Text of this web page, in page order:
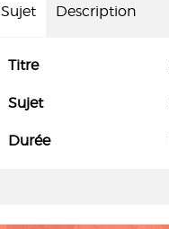
Sujet Description
Titre
Sujet
Durée